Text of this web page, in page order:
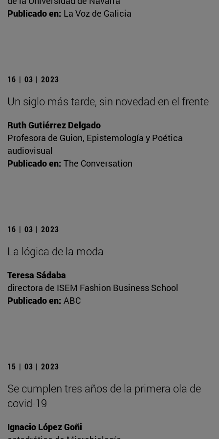
Publicado en: La Voz de Galicia
16 | 03 | 2023
Un siglo más tarde, sin novedad en el frente
Ruth Gutiérrez Delgado
Profesora de Guion, Epistemología y Poética
audiovisual
Publicado en: The Conversation
16 | 03 | 2023
La lógica de la moda
Teresa Sádaba
directora de ISEM Fashion Business School
Publicado en: ABC
15 | 03 | 2023
Se cumplen tres años de la primera ola de
covid-19
Ignacio López Goñi